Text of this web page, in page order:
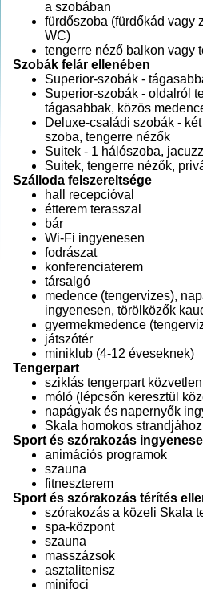
a szobában
fürdőszoba (fürdőkád vagy
WC)
tengerre néző balkon vagy
Szobák felár ellenében
Superior-szobák -
Superior-szobák - oldalról
tágasabbak, közös
Deluxe-családi szobák -
szoba, tengerre nézők
Suitek - 1 hálószoba,
Suitek, tengerre nézők,
Szálloda felszereltsége
hall recepcióval
étterem terasszal
bár
Wi-Fi ingyenesen
fodrászat
konferenciaterem
társalgó
medence (tengervizes),
ingyenesen, törölközők
gyermekmedence
játszótér
miniklub (4-12 éveseknek)
Tengerpart
sziklás tengerpart
móló (lépcsőn keresztül
napágyak és napernyők
Skala homokos
Sport és szórakozás
animációs programok
szauna
fitneszterem
Sport és szórakozás térítés
szórakozás a közeli Skala
spa-központ
szauna
masszázsok
asztalitenisz
minifoci